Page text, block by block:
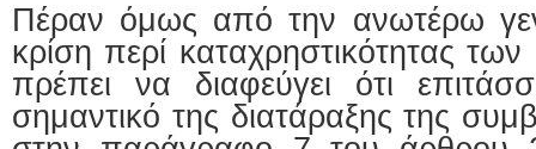
Πέραν όμως από την ανωτέρω
κρίση περί καταχρηστικότητας
πρέπει να διαφεύγει ότι
σημαντικό της διατάραξης της